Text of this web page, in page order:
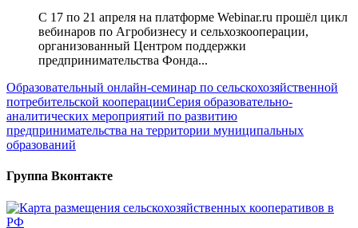
С 17 по 21 апреля на платформе Webinar.ru прошёл цикл
вебинаров по Агробизнесу и сельхозкооперации,
организованный Центром поддержки
предпринимательства Фонда...
Образовательный онлайн-семинар по сельскохозяйственной
потребительской кооперацииСерия образовательно-
аналитических мероприятий по развитию
предпринимательства на территории муниципальных
образований
Группа Вконтакте